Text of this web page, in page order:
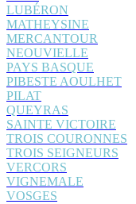
LUBÉRON
MATHEYSINE
MERCANTOUR
NEOUVIELLE
PAYS BASQUE
PIBESTE AOULHET
PILAT
QUEYRAS
SAINTE VICTOIRE
TROIS COURONNES
TROIS SEIGNEURS
VERCORS
VIGNEMALE
VOSGES